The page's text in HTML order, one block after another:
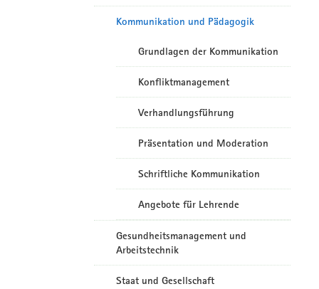
Kommunikation und Pädagogik
Grundlagen der Kommunikation
Konfliktmanagement
Verhandlungsführung
Präsentation und Moderation
Schriftliche Kommunikation
Angebote für Lehrende
Gesundheitsmanagement und
Arbeitstechnik
Staat und Gesellschaft